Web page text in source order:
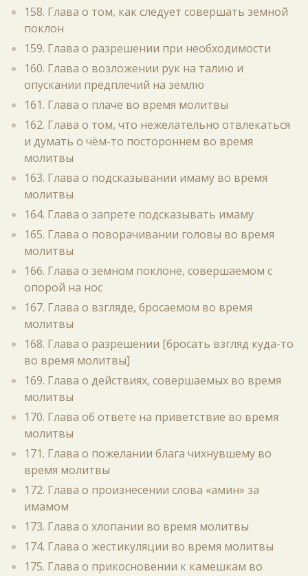
158. Глава о том, как следует совершать земной
поклон
159. Глава о разрешении при необходимости
160. Глава о возложении рук на талию и
опускании предплечий на землю
161. Глава о плаче во время молитвы
162. Глава о том, что нежелательно отвлекаться
и думать о чём-то постороннем во время
молитвы
163. Глава о подсказывании имаму во время
молитвы
164. Глава о запрете подсказывать имаму
165. Глава о поворачивании головы во время
молитвы
166. Глава о земном поклоне, совершаемом с
опорой на нос
167. Глава о взгляде, бросаемом во время
молитвы
168. Глава о разрешении [бросать взгляд куда-то
во время молитвы]
169. Глава о действиях, совершаемых во время
молитвы
170. Глава об ответе на приветствие во время
молитвы
171. Глава о пожелании блага чихнувшему во
время молитвы
172. Глава о произнесении слова «амин» за
имамом
173. Глава о хлопании во время молитвы
174. Глава о жестикуляции во время молитвы
175. Глава о прикосновении к камешкам во